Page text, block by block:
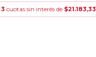
3 cuotas sin interés de $21.183,33